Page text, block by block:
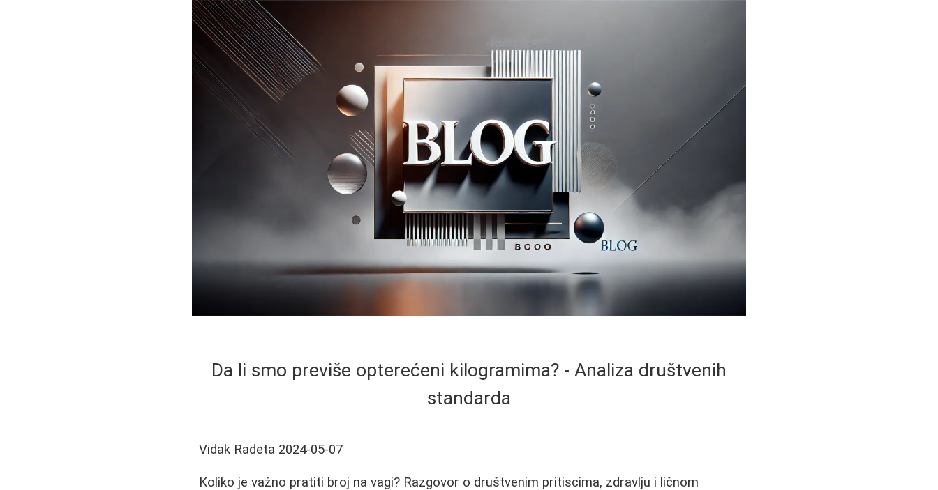
Da li smo previše opterećeni kilogramima? - Analiza društvenih
standarda
Vidak Radeta 2024-05-07
Koliko je važno pratiti broj na vagi? Razgovor o društvenim pritiscima, zdravlju i ličnom